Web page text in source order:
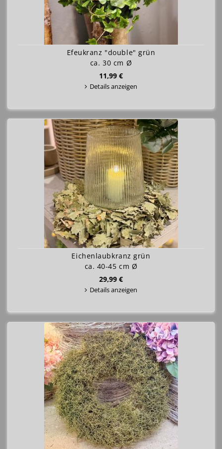
Efeukranz "double" grün
ca. 30 cm Ø
11,99 €
Details anzeigen
Eichenlaubkranz grün
ca. 40-45 cm Ø
29,99 €
Details anzeigen